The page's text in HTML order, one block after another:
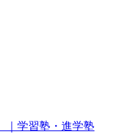
｜学習塾・進学塾